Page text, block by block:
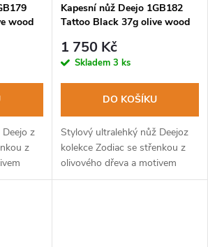
wood
z
z
Kapesní nůž Deejo 1GB182
Tattoo Black 37g olive wood
1 750 Kč
Skladem 3 ks
DO KOŠÍKU
Stylový ultralehký nůž Deejoz
kolekce Zodiac se střenkou z
olivového dřeva a motivem
znamení blíženců.